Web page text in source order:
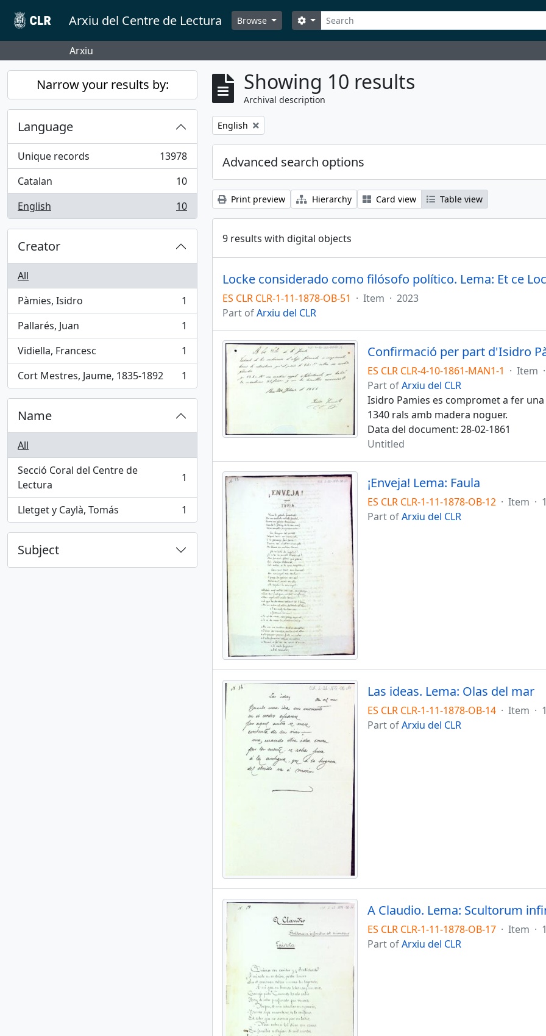
Skip to main content
Arxiu del Centre de Lectura Browse Search
Search options
Arxiu
Narrow your results by:
Language
Unique records
, 13978 results
13978
Catalan
, 10 results
10
English
, 10 results 10
Creator
All
Pàmies, Isidro
, 1 results
1
Pallarés, Juan
, 1 results
1
Vidiella, Francesc
, 1 results
1
Cort Mestres, Jaume, 1835-1892
, 1 results 1
Name
All
Secció Coral del Centre de
Lectura
, 1 results 1
Lletget y Caylà, Tomás
, 1 results 1
Subject
Showing 10 results
Archival description
Remove filter:
English
Advanced search options
Print preview Hierarchy Card view Table view
9 results with digital objects
ES CLR CLR-1-11-1878-OB-51 · Item · 2023
Part ofArxiu del CLR
Confirmació per part d'Isidro
ES CLR CLR-4-10-1861-MAN1-1 · Item ·
Part ofArxiu del CLR
Isidro Pamies es compromet a fer
1340 rals amb madera noguer.
Data del document: 28-02-1861
Untitled
¡Enveja! Lema: Faula
ES CLR CLR-1-11-1878-OB-12 · Item ·
Part ofArxiu del CLR
Las ideas. Lema: Olas del mar
ES CLR CLR-1-11-1878-OB-14 · Item ·
Part ofArxiu del CLR
A Claudio. Lema: Scultorum
ES CLR CLR-1-11-1878-OB-17 · Item ·
Part ofArxiu del CLR